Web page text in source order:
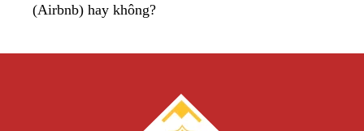
(Airbnb) hay không?